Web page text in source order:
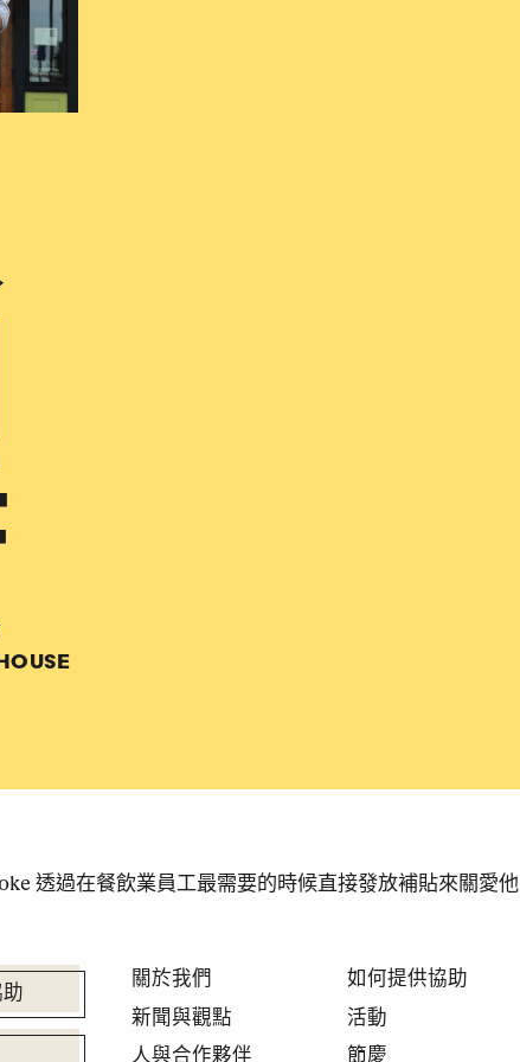
透過在餐飲業員工最需要的時候直接發放補貼來關愛他
關於我們
新聞與觀點
人與合作夥伴
如何提供協助
活動
節慶